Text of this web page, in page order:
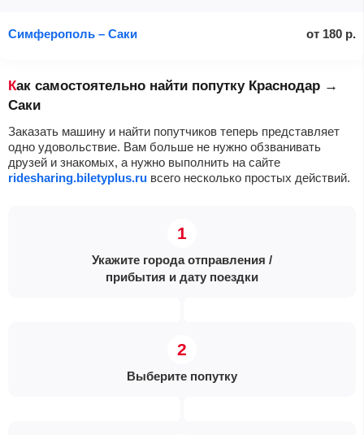
Симферополь – Саки от 180 р.
Как самостоятельно найти попутку Краснодар →
Саки
Заказать машину и найти попутчиков теперь представляет
одно удовольствие. Вам больше не нужно обзванивать
друзей и знакомых, а нужно выполнить на сайте
ridesharing.biletyplus.ru всего несколько простых действий.
Укажите города отправления /
прибытия и дату поездки
Выберите попутку